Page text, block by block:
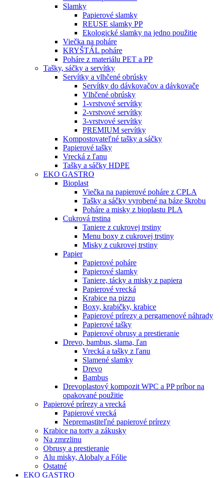
Slamky
Papierové slamky
REUSE slamky PP
Ekologické slamky na jedno použitie
Viečka na poháre
KRYŠTÁL poháre
Poháre z materiálu PET a PP
Tašky, sáčky a servítky
Servítky a vlhčené obrúsky
Servítky do dávkovačov a dávkovače
Vlhčené obrúsky
1-vrstvové servítky
2-vrstvové servítky
3-vrstvové servítky
PREMIUM servítky
Kompostovateľné tašky a sáčky
Papierové tašky
Vrecká z ľanu
Tašky a sáčky HDPE
EKO GASTRO
Bioplast
Viečka na papierové poháre z CPLA
Tašky a sáčky vyrobené na báze škrobu
Poháre a misky z bioplastu PLA
Cukrová trstina
Taniere z cukrovej trstiny
Menu boxy z cukrovej trstiny
Misky z cukrovej trstiny
Papier
Papierové poháre
Papierové slamky
Taniere, tácky a misky z papiera
Papierové vrecká
Krabice na pizzu
Boxy, krabičky, krabice
Papierové prírezy a pergamenové náhrady
Papierové tašky
Papierové obrusy a prestieranie
Drevo, bambus, slama, ľan
Vrecká a tašky z ľanu
Slamené slamky
Drevo
Bambus
Drevoplastový kompozit WPC a PP príbor na
opakované použitie
Papierové prírezy a vrecká
Papierové vrecká
Nepremastiteľné papierové prírezy
Krabice na torty a zákusky
Na zmrzlinu
Obrusy a prestieranie
Alu misky, Alobaly a Fólie
Ostatné
EKO GASTRO